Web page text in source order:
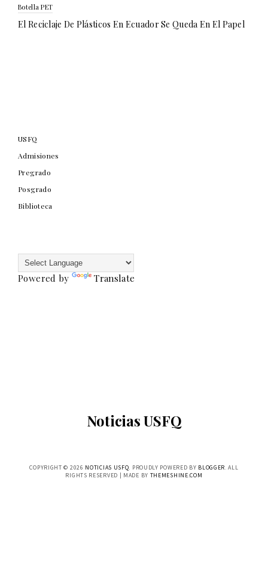
Botella PET
El Reciclaje De Plásticos En Ecuador Se Queda En El Papel
USFQ
Admisiones
Pregrado
Posgrado
Biblioteca
Powered by Translate
Noticias USFQ
COPYRIGHT © 2026 NOTICIAS USFQ. PROUDLY POWERED BY BLOGGER. ALL
RIGHTS RESERVED | MADE BY THEMESHINE.COM